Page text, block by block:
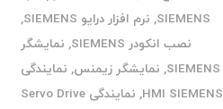
SIEMENS
, نرم افزار درایو SIEMENS
,
نصب انکودر SIEMENS
, نمایشگر
SIEMENS
, نمایشگر زیمنس, نمایندگی
HMI SIEMENS
,
نمایندگی Servo Drive